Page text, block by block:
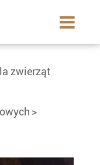
zwierząt